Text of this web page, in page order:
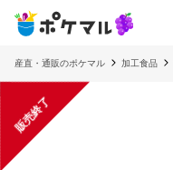
産直・通販のポケマル 加工食品
販売終了